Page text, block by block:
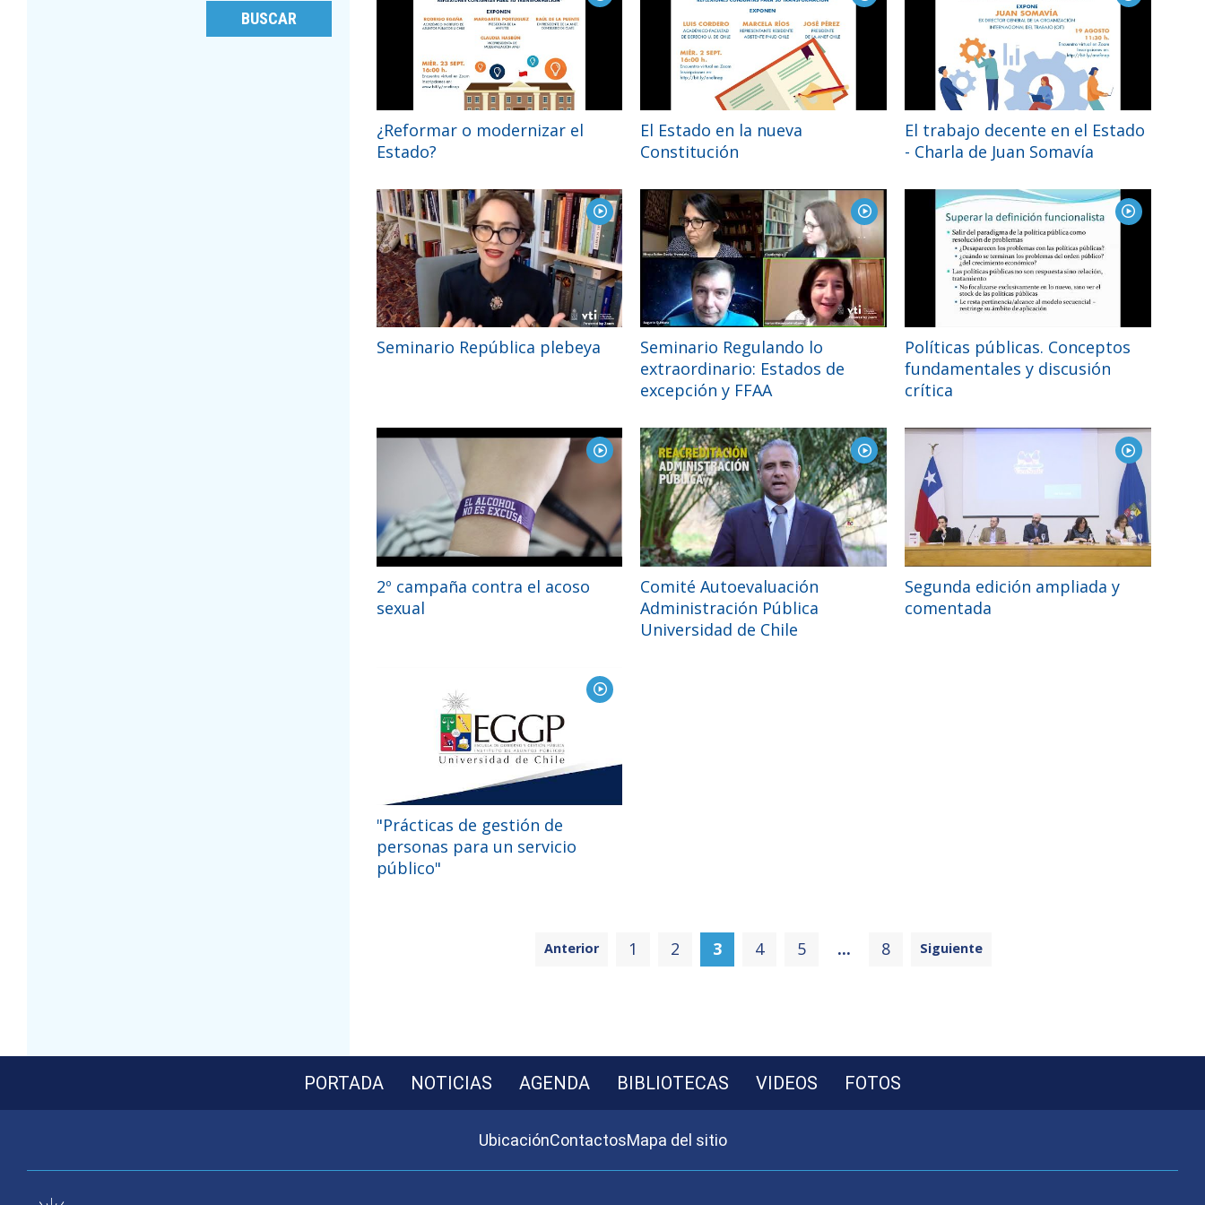
¿Reformar o modernizar el
Estado?
El Estado en la nueva
Constitución
El trabajo decente en el Estado
- Charla de Juan Somavía
Seminario República plebeya
Seminario Regulando lo
extraordinario: Estados de
excepción y FFAA
Políticas públicas. Conceptos
fundamentales y discusión
crítica
2º campaña contra el acoso
sexual
Comité Autoevaluación
Administración Pública
Universidad de Chile
Segunda edición ampliada y
comentada
"Prácticas de gestión de
personas para un servicio
público"
Anterior 1 2 3 4 5 ... 8 Siguiente
PORTADA NOTICIAS AGENDA BIBLIOTECAS VIDEOS FOTOS
UbicaciónContactosMapa del sitio